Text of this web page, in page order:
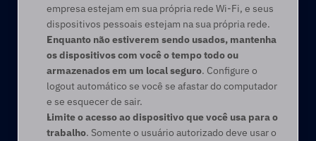
empresa estejam em sua própria rede Wi-Fi, e seus
dispositivos pessoais estejam na sua própria rede.
Enquanto não estiverem sendo usados, mantenha
os dispositivos com você o tempo todo ou
armazenados em um local seguro. Configure o
logout automático se você se afastar do computador
e se esquecer de sair.
Limite o acesso ao dispositivo que você usa para o
trabalho. Somente o usuário autorizado deve usar o